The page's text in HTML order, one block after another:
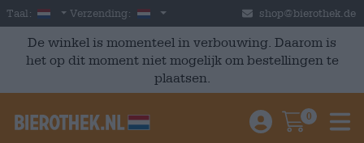
Skip to main content
Taal: Dutch
Verzending: Nederland shop@bierothek.de
De winkel is momenteel in verbouwing. Daarom is
het op dit moment niet mogelijk om bestellingen te
plaatsen.
Einloggen /
0